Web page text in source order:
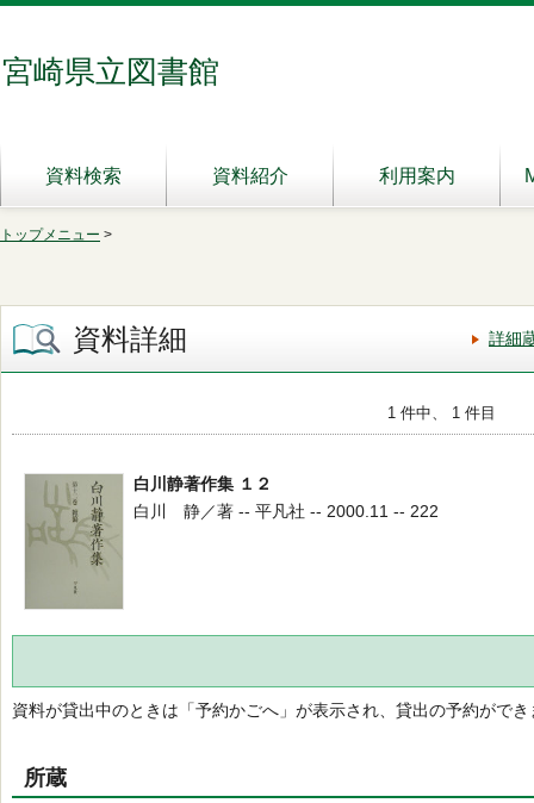
宮崎県立図書館
資料検索 資料紹介 利用案内
トップメニュー >
資料詳細 詳細
1 件中、 1 件目
白川静著作集 １２
白川 静／著 -- 平凡社 -- 2000.11 -- 222
資料が貸出中のときは「予約かごへ」が表示され、貸出の予約ができ
所蔵